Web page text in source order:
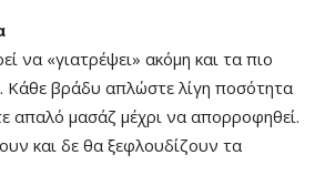
να «γιατρέψει» ακόμη και τα πιο
Κάθε βράδυ απλώστε λίγη ποσότητα
απαλό μασάζ μέχρι να απορροφηθεί.
και δε θα ξεφλουδίζουν τα